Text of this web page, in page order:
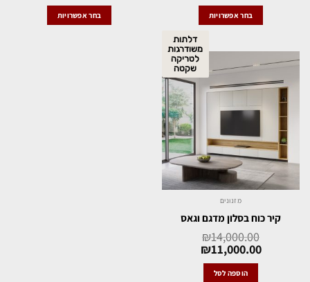
בחר אפשרויות בחר אפשרויות
דלתות
משודרגות
לטריקה
שקטה
מזנונים
קיר כוח בסלון מדגם וגאס
₪14,000.00
₪11,000.00
הוספה לסל